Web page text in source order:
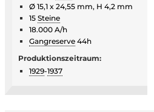
Ø 15,1 x 24,55 mm, H 4,2 mm
15 Steine
18.000 A/h
Gangreserve 44h
Produktionszeitraum:
1929-1937